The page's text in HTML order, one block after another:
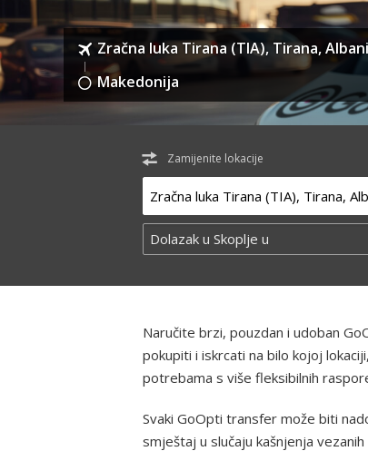
Zračna luka Tirana (TIA), Tirana,
Makedonija
Zamijenite lokacije
Naručite brzi, pouzdan i udoban
pokupiti i iskrcati na bilo kojoj
potrebama s više fleksibilnih
Svaki GoOpti transfer može biti
smještaj u slučaju kašnjenja